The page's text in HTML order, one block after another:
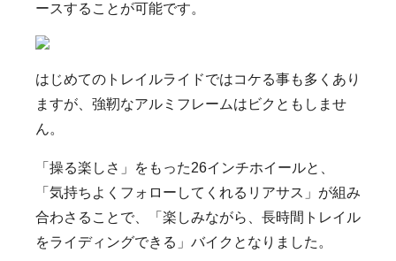
ースすることが可能です。
はじめてのトレイルライドではコケる事も多くあり
ますが、強靭なアルミフレームはビクともしませ
ん。
「操る楽しさ」をもった26インチホイールと、
「気持ちよくフォローしてくれるリアサス」が組み
合わさることで、「楽しみながら、長時間トレイル
をライディングできる」バイクとなりました。